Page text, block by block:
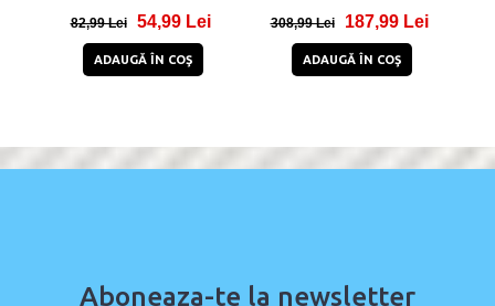
Negru
82,99 Lei 54,99 Lei
ADAUGĂ ÎN COŞ
USB-C, IPX4, Gri
308,99 Lei 187,99 Lei
ADAUGĂ ÎN COŞ
Aboneaza-te la newsletter